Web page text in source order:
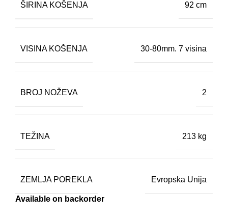
ŠIRINA KOŠENJA 92 cm
VISINA KOŠENJA 30-80mm. 7 visina
BROJ NOŽEVA 2
TEŽINA 213 kg
ZEMLJA POREKLA Evropska Unija
Available on backorder